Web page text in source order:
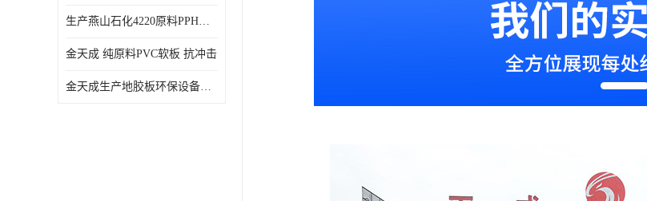
生产燕山石化4220原料PPH板材
金天成 纯原料PVC软板 抗冲击
金天成生产地胶板环保设备内衬焊接用半圆pvc软焊条